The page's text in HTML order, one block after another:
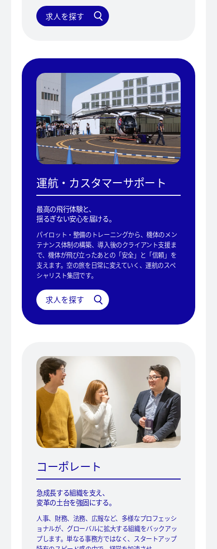
求人を探す
運航・カスタマーサポート
最高の飛行体験と、
揺るぎない安心を届ける。
パイロット・整備のトレーニングから、機体のメン
テナンス体制の構築、導入後のクライアント支援ま
で、機体が飛び立ったあとの「安全」と「信頼」を
支えます。空の旅を日常に変えていく、運航のスペ
シャリスト集団です。
求人を探す
コーポレート
急成長する組織を支え、
変革の土台を強固にする。
人事、財務、法務、広報など、多様なプロフェッシ
ョナルが、グローバルに拡大する組織をバックアッ
プします。単なる事務方ではなく、スタートアップ